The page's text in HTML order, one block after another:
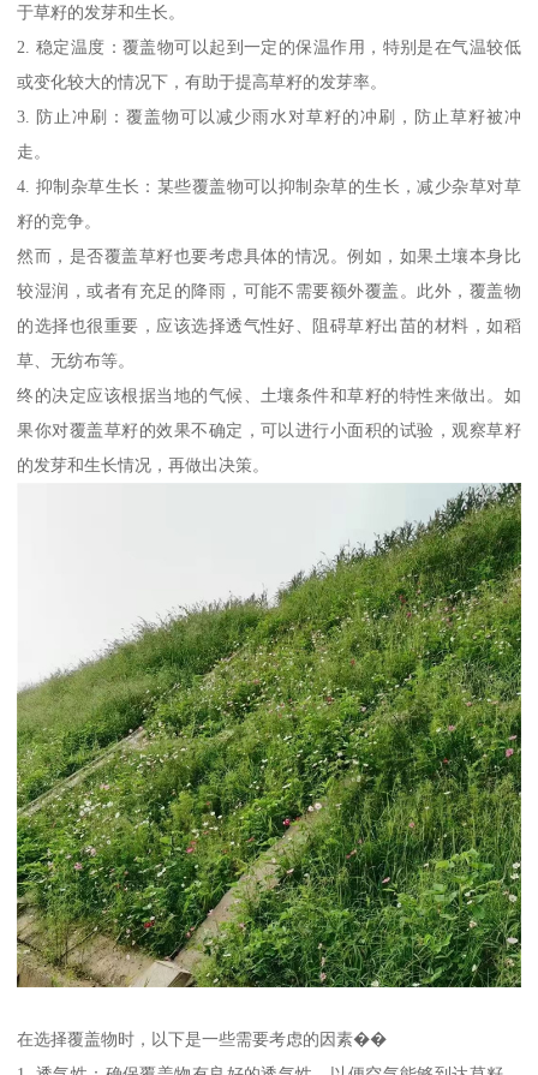
于草籽的发芽和生长。
2. 稳定温度：覆盖物可以起到一定的保温作用，特别是在气温较低
或变化较大的情况下，有助于提高草籽的发芽率。
3. 防止冲刷：覆盖物可以减少雨水对草籽的冲刷，防止草籽被冲
走。
4. 抑制杂草生长：某些覆盖物可以抑制杂草的生长，减少杂草对草
籽的竞争。
然而，是否覆盖草籽也要考虑具体的情况。例如，如果土壤本身比
较湿润，或者有充足的降雨，可能不需要额外覆盖。此外，覆盖物
的选择也很重要，应该选择透气性好、阻碍草籽出苗的材料，如稻
草、无纺布等。
终的决定应该根据当地的气候、土壤条件和草籽的特性来做出。如
果你对覆盖草籽的效果不确定，可以进行小面积的试验，观察草籽
的发芽和生长情况，再做出决策。
在选择覆盖物时，以下是一些需要考虑的因素��